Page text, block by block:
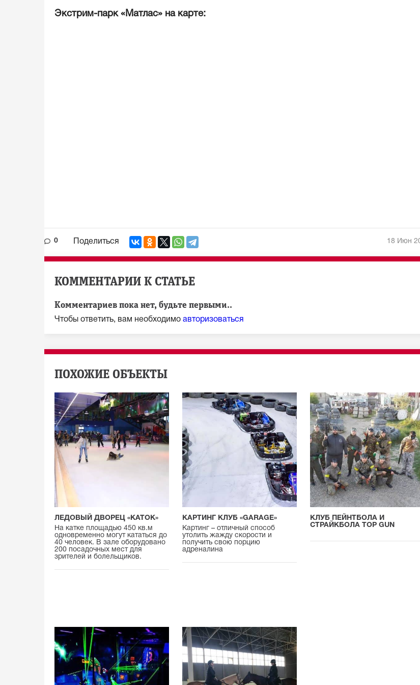
Экстрим-парк «Матлас» на карте:
0 Поделиться 18 Июн
КОММЕНТАРИИ К СТАТЬЕ
Комментариев пока нет, будьте первыми..
Чтобы ответить, вам необходимо авторизоваться
ПОХОЖИЕ ОБЪЕКТЫ
ЛЕДОВЫЙ ДВОРЕЦ «КАТОК»
На катке площадью 450 кв.м
одновременно могут кататься до
40 человек. В зале оборудовано
200 посадочных мест для
зрителей и болельщиков.
КАРТИНГ КЛУБ «GARAGE»
Картинг – отличный способ
утолить жажду скорости и
получить свою порцию
адреналина
КЛУБ ПЕЙНТБОЛА И
СТРАЙКБОЛА TOP GUN